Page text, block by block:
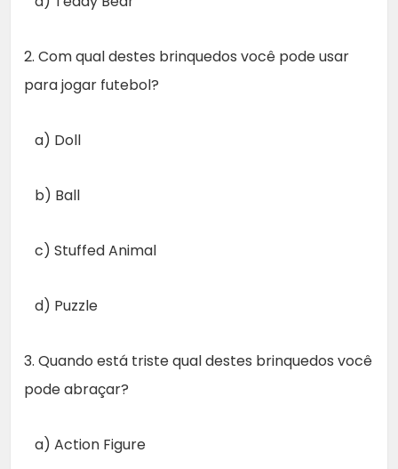
2. Com qual destes brinquedos você pode usar
para jogar futebol?
a) Doll
b) Ball
c) Stuffed Animal
d) Puzzle
3. Quando está triste qual destes brinquedos você
pode abraçar?
a) Action Figure